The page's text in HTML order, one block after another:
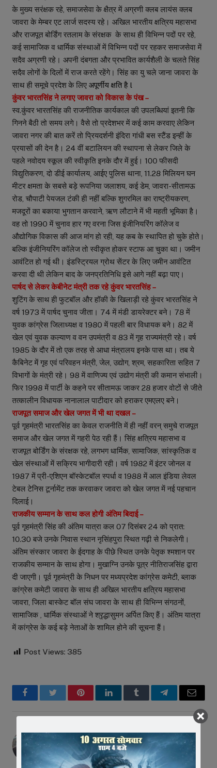
के मुख्य सरंक्षक रहे, समाजसेवा के क्षैत्र में अग्रणी क्लब लायंस क्लब
जावरा के मेम्बर एट लार्ज सदस्य रहे। अखिल भारतीय क्षत्रिय महासभा
और राजपूत बोर्डिंग रतलाम के संरक्षक के साथ ही विभिन्न पदों पर रहे,
कई सामाजिक व धार्मिक संस्थाओं में विभिन्न पदों पर रहकर समाजसेवा में
सदैव अग्रणी रहे। अपनी दंबगता और प्रभावित कार्यशैली के चलते सिंह
सदैव लोगों के दिलों में राज करते रहेंगे। सिंह का यु चले जाना जावरा के
साथ ही समूचे प्रदेश के लिए अपूर्णीय क्षति है l
कुंवर भारतसिंह ने लगाए जावरा को विकास के पंख –
स्व.कुंवर भारतसिंह की राजनीतिक कार्यकाल की उपलब्धियां इतनी कि
गिनने बैठी तो समय लगे। वैसे तो प्रदेशभर में कई काम करवाए लेकिन
जावरा नगर की बात करें तो प्रियदर्शनी इंदिरा गांधी बस स्टैंड इन्हीं के
प्रयासों की देन है। 24 वीं बटालियन की स्थापना से लेकर जिले के
पहले नवोदय स्कूल की स्वीकृति इनके दौर में हुई। 100 फीसदी
विद्युतिकरण, दो डीई कार्यालय, आईए पुलिस थाना, 11.28 मिलियन घन
मीटर क्षमता के सबसे बड़े रूपनिया जलाशय, कई डेम, जावरा-सीतामऊ
रोड, चौपाटी पेयजल टंकी ही नहीं बल्कि शुगरमिल का राष्ट्रीयकरण,
मजदूरों का बकाया भुगतान करवाने, ऋण लौटाने में भी महती भूमिका है।
वह तो 1990 में चुनाव हार गए वरना जिस इंजीनियरिंग कॉलेज व
औद्योगिक विकास की आज मांग हो रही, यह कब के स्थापित हो चुके होते।
बल्कि इंजीनियरिंग कॉलेज तो स्वीकृत होकर स्टाफ आ चुका था। जमीन
आवंटित हो गई थी। इंडस्ट्रियल ग्रोथ सेंटर के लिए जमीन आवंटित
करवा दी थी लेकिन बाद के जनप्रतिनिधि इसे आगे नहीं बढ़ा पाए।
पार्षद से लेकर केबीनेट मंत्री तक रहे कुंवर भारतसिंह –
शुटिंग के साथ ही फुटबॉल और हॉकी के खिलाड़ी रहे कुंवर भारतसिंह ने
वर्ष 1973 में पार्षद चुनाव जीता। 74 में मंडी डायरेक्टर बने। 78 में
युवक कांग्रेस जिलाध्यक्ष व 1980 में पहली बार विधायक बने। 82 में
खेल एवं युवक कल्याण व वन उपमंत्री व 83 में गृह राज्यमंत्री रहे। वर्ष
1985 के दौर में तो एक तरह से आधा मंत्रालय इनके पास था। तब ये
कैबिनेट में गृह एवं परिवहन मंत्री, जेल, उद्योग, श्रम, सहकारिता सहित 7
विभागों के मंत्री रहे। 98 में वाणिज्य एवं उद्योग मंत्री की कमान संभाली।
फिर 1998 में पार्टी के कहने पर सीतामऊ जाकर 28 हजार वोटों से जीते
तत्कालीन विधायक नानालाल पाटीदार को हराकर एमएलए बने।
राजपूत समाज और खेल जगत में भी था दखल –
पूर्व गृहमंत्री भारतसिंह का केवल राजनीति में ही नहीं वरन् समुचे राजपूत
समाज और खेल जगत में गहरी पेठ रही हैं। सिंह क्षत्रिय महासभा व
राजपूत बोर्डिंग के संरक्षक रहे, लगभग धार्मिक, सामाजिक, सांस्कृतिक व
खेल संस्थाओं में सक्रिय भागीदारी रही। वर्ष 1982 में इंटर जोनल व
1987 में प्री-एशिएन बॉस्केटबॉल स्पर्धा व 1988 में आल इंडिया लेवल
टेबल टेनिस टूर्नामेंट तक करवाकर जावरा को खेल जगत में नई पहचान
दिलाई।
राजकीय सम्मान के साथ कल होगी अंतिम बिदाई –
पूर्व गृहमंत्री सिंह की अंतिम यात्रा कल 07 दिसंबर 24 को प्रात:
10.30 बजे उनके निवास स्थान नृसिंहपुरा स्थित गढ़ी से निकलेगी।
अंतिम संस्कार जावरा के ईदगाह के पीछे स्थित उनके पेतृक श्मशान पर
राजकीय सम्मान के साथ होगा। मुखाग्नि उनके पूत्र नीतिराजसिंह द्वारा
दी जाएगी। पूर्व गृहमंत्री के निधन पर मध्यप्रदेश कांग्रेस कमेटी, ब्लाक
कांग्रेस कमेटी जावरा के साथ ही अखिल भारतीय क्षत्रिय महासभा
जावरा, जिला बास्केट बॉल संघ जावरा के साथ ही विभिन्न संगठनों,
सामाजिक , धार्मिक संस्थाओं ने श्रृद्धासुमन अर्पित किए हैं। अंतिम यात्रा
में कांग्रेस के कई बड़े नेताओं के शामिल होने की सूचना हैं।
Post Views: 385
FacebookTwitter PinterestLinkedInTumblr TelegramEmail
Editor